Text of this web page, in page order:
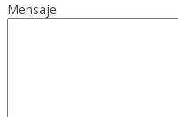
Mensaje